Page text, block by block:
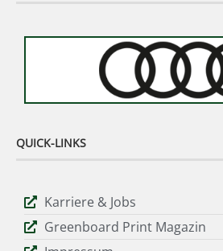
QUICK-LINKS
Karriere & Jobs
Greenboard Print Magazin